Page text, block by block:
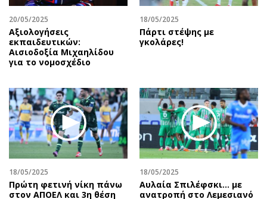
Επιχειρήσεις
Αγορές
Money Review
AstroBank Properties
Trends
Ενέργεια
Ναυτιλία
Περιβάλλον
Ελλάδα
Κόσμος
Παράξενα
Γενικά
Αναδρομές
Πρόσωπα
Good Life
Γυναίκα
Showbiz
Ταξίδια
Συνταγές
Έξοδος
Media
20/05/2025
Αξιολογήσεις
εκπαιδευτικών:
Αισιοδοξία Μιχαηλίδου
για το νομοσχέδιο
18/05/2025
Πάρτι στέψης με
γκολάρες!
18/05/2025
Πρώτη φετινή νίκη πάνω
στον ΑΠΟΕΛ και 3η θέση
18/05/2025
Αυλαία Σπιλέφσκι... με
ανατροπή στο Λεμεσιανό